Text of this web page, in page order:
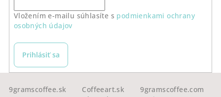
Vložením e-mailu súhlasíte s podmienkami ochrany
osobných údajov
Prihlásiť sa
9gramscoffee.sk Coffeeart.sk
9gramscoffee.com